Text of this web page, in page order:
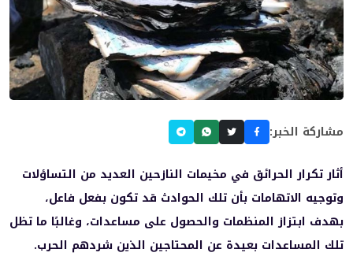
مشاركة الخبر:
أثار تكرار الحرائق في مخيمات النازحين العديد من التساؤلات
وتوجيه الاتهامات بأن تلك الحوادث قد تكون بفعل فاعل،
بهدف ابتزاز المنظمات والحصول على مساعدات، وغالبًا ما تظل
تلك المساعدات بعيدة عن المحتاجين الذين شردهم الحرب.